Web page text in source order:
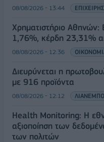
08/08/2026 - 13:44
Χρηματιστήριο Αθηνών:
1,76%, κέρδη 23,31%
08/08/2026 - 12:36
Διευρύνεται η
με 916 προϊόντα
08/08/2026 - 12:12
Health Monitoring: Η
αξιοποίηση των
των πολιτών